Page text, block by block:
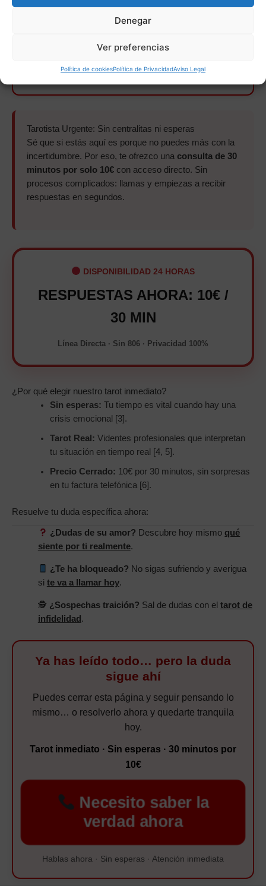
Denegar
Ver preferencias
Política de cookiesPolítica de PrivacidadAviso Legal
Necesito saber la verdad
ahora
Tarotista Urgente: Sin centralitas ni esperas
Sé que si estás aquí es porque no puedes más con la
incertidumbre. Por eso, te ofrezco una consulta de 30
minutos por solo 10€ con acceso directo. Sin
procesos complicados: llamas y empiezas a recibir
respuestas en segundos.
DISPONIBILIDAD 24 HORAS
RESPUESTAS AHORA: 10€ /
30 MIN
Línea Directa · Sin 806 · Privacidad 100%
¿Por qué elegir nuestro tarot inmediato?
Sin esperas: Tu tiempo es vital cuando hay una
crisis emocional [3].
Tarot Real: Videntes profesionales que interpretan
tu situación en tiempo real [4, 5].
Precio Cerrado: 10€ por 30 minutos, sin sorpresas
en tu factura telefónica [6].
Resuelve tu duda específica ahora:
¿Dudas de su amor? Descubre hoy mismo qué
siente por ti realmente.
¿Te ha bloqueado? No sigas sufriendo y averigua
si te va a llamar hoy.
🕵️ ¿Sospechas traición? Sal de dudas con el tarot de
infidelidad .
Ya has leído todo… pero la duda
sigue ahí
Puedes cerrar esta página y seguir pensando lo
mismo… o resolverlo ahora y quedarte tranquila
hoy.
Tarot inmediato · Sin esperas · 30 minutos por
10€
Necesito saber la
verdad ahora
Hablas ahora · Sin esperas · Atención inmediata